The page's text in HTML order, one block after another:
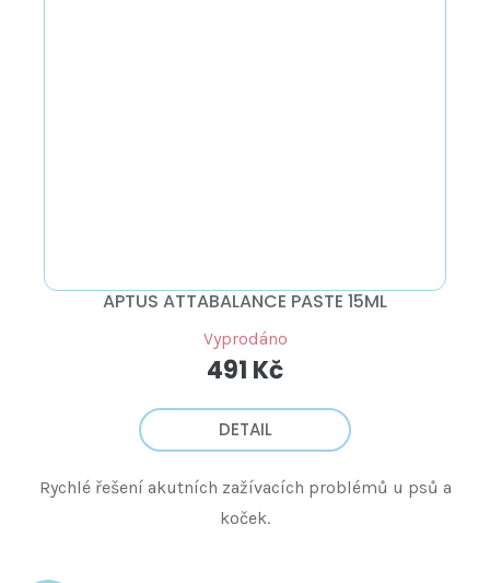
APTUS ATTABALANCE PASTE 15ML
Vyprodáno
491 Kč
DETAIL
Rychlé řešení akutních zažívacích problémů u psů a
koček.